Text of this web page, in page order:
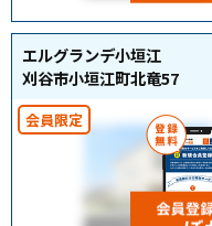
エルグランデ小垣江
刈谷市小垣江町北竜57